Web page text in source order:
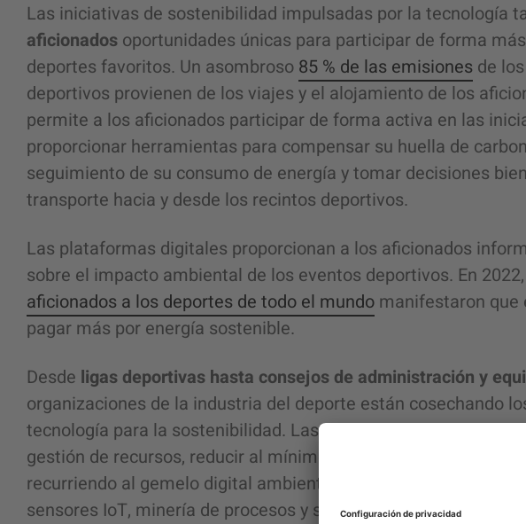
Las iniciativas de sostenibilidad impulsadas por la tecnología
aficionados oportunidades únicas para participar de forma
deportes favoritos. Un asombroso 85 % de las emisiones de
deportivos provienen de los viajes y el alojamiento de los
permite a los aficionados participar de forma activa en las
proporcionar herramientas para compensar su huella de
seguimiento de su consumo de energía y tomar decisiones
transporte hacia y desde los recintos deportivos.
Las plataformas digitales proporcionan a los aficionados
sobre el impacto ambiental de los eventos deportivos. En 2022,
aficionados a los deportes de todo el mundo manifestaron que
pagar más por energía sostenible.
Desde ligas deportivas hasta consejos de administración y
organizaciones de la industria del deporte están cosechando
tecnología para la sostenibilidad. Las organizaciones
gestión de recursos, reducir al mínimo el desperdicio y
recurriendo al gemelo digital ambiental, social y de gobernanza (
sensores IoT, minería de procesos y sistemas basados en IA.